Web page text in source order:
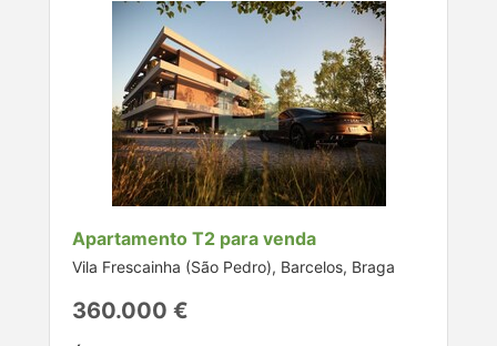
Apartamento T2 para venda
Vila Frescainha (São Pedro), Barcelos, Braga
360.000 €